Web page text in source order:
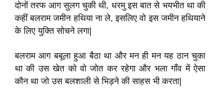
दोनों तरफ आग सुलग चुकी थी, धरमु इस बात से भयभीत था की
कहीं बलराम जमीन हथिया ना ले,इसलिए वो इस जमीन हथियाने
के लिए युक्ति सोचने लगा|
बलराम आग बबूला हुआ बैठा था और मन ही मन यह ठान चुका
था की उस खेत को वो जोत कर रहेगा और भला गाँव में ऐसा
कौन था जो उस बलशाली से भिड़ने की साहस भी करता|